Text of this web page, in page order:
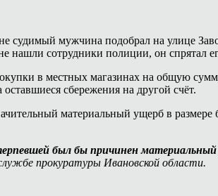
судимый мужчина подобрал на улице
нашли сотрудники полиции, он спрятал
в местных магазинах на общую
сбережения на другой счёт.
материальный ущерб в
был бы причинен
прокуратуры Ивановской области.